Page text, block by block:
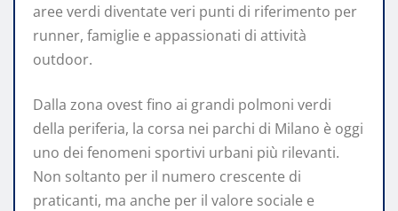
aree verdi diventate veri punti di riferimento per
runner, famiglie e appassionati di attività
outdoor.
Dalla zona ovest fino ai grandi polmoni verdi
della periferia, la corsa nei parchi di Milano è oggi
uno dei fenomeni sportivi urbani più rilevanti.
Non soltanto per il numero crescente di
praticanti, ma anche per il valore sociale e